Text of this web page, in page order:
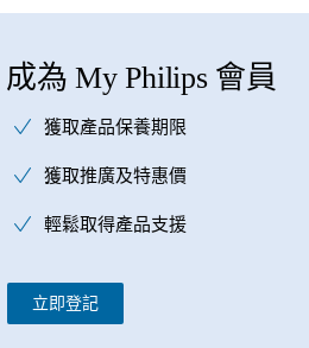
成為 My Philips 會員
獲取產品保養期限
獲取推廣及特惠價
輕鬆取得產品支援
立即登記